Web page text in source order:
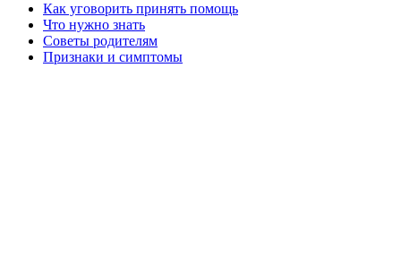
Как уговорить принять помощь
Что нужно знать
Советы родителям
Признаки и симптомы